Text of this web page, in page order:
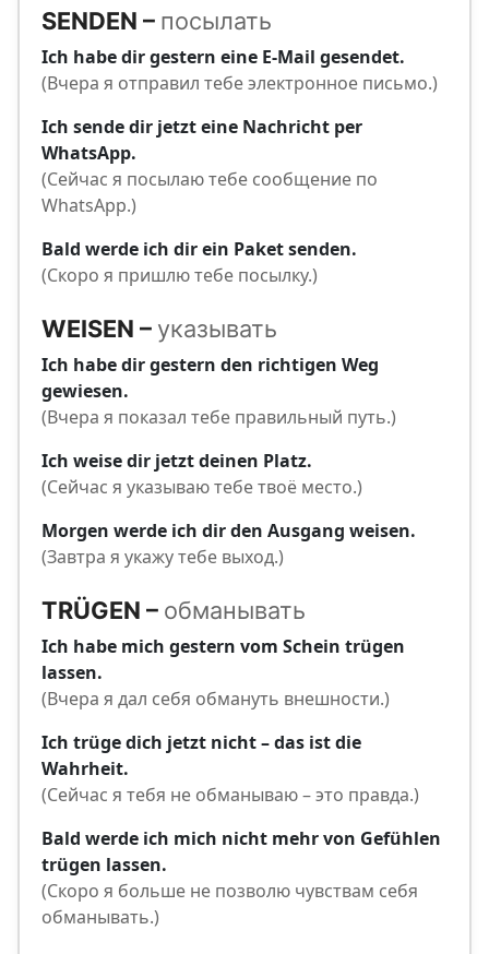
SENDEN – посылать
Ich habe dir gestern eine E-Mail gesendet.
(Вчера я отправил тебе электронное письмо.)
Ich sende dir jetzt eine Nachricht per
WhatsApp.
(Сейчас я посылаю тебе сообщение по
WhatsApp.)
Bald werde ich dir ein Paket senden.
(Скоро я пришлю тебе посылку.)
WEISEN – указывать
Ich habe dir gestern den richtigen Weg
gewiesen.
(Вчера я показал тебе правильный путь.)
Ich weise dir jetzt deinen Platz.
(Сейчас я указываю тебе твоё место.)
Morgen werde ich dir den Ausgang weisen.
(Завтра я укажу тебе выход.)
TRÜGEN – обманывать
Ich habe mich gestern vom Schein trügen
lassen.
(Вчера я дал себя обмануть внешности.)
Ich trüge dich jetzt nicht – das ist die
Wahrheit.
(Сейчас я тебя не обманываю – это правда.)
Bald werde ich mich nicht mehr von Gefühlen
trügen lassen.
(Скоро я больше не позволю чувствам себя
обманывать.)